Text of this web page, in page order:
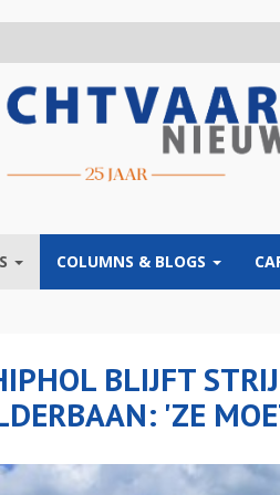
COLUMNS & BLOGS
BLIJFT
'ZE